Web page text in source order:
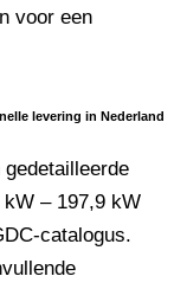
voor een
levering in Nederland
– 197,9 kW
catalogus.